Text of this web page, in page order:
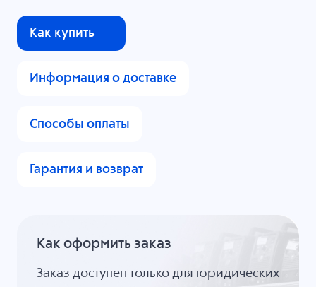
Как купить
Информация о доставке
Способы оплаты
Гарантия и возврат
Как оформить заказ
Заказ доступен только для юридических